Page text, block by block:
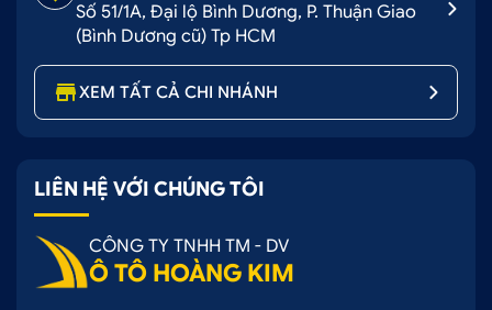
Số 51/1A, Đại lộ Bình Dương, P. Thuận Giao
(Bình Dương cũ) Tp HCM
XEM TẤT CẢ CHI NHÁNH
LIÊN HỆ VỚI CHÚNG TÔI
CÔNG TY TNHH TM - DV
Ô TÔ HOÀNG KIM